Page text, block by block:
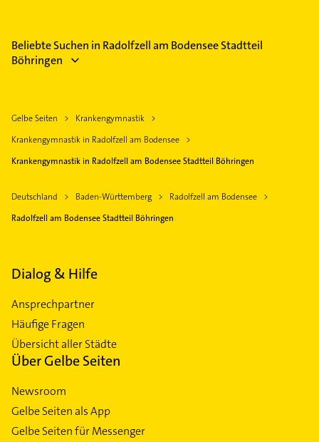
Beliebte Suchen in Radolfzell am Bodensee Stadtteil
Böhringen
Gelbe Seiten
Krankengymnastik
Krankengymnastik in Radolfzell am Bodensee
Krankengymnastik in Radolfzell am Bodensee Stadtteil Böhringen
Deutschland Baden-Württemberg
Radolfzell am Bodensee
Radolfzell am Bodensee Stadtteil Böhringen
Dialog & Hilfe
Ansprechpartner
Häufige Fragen
Übersicht aller Städte
Über Gelbe Seiten
Newsroom
Gelbe Seiten als App
Gelbe Seiten für Messenger